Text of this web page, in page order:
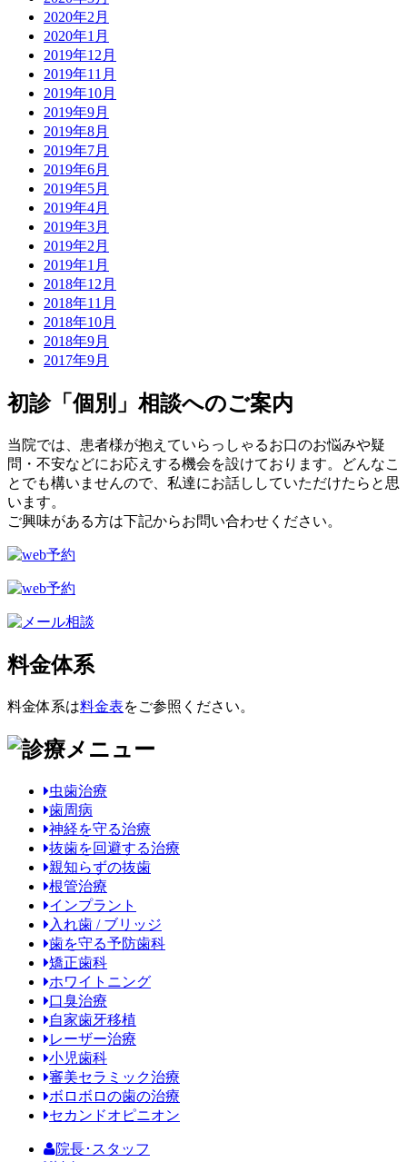
2020年2月
2020年1月
2019年12月
2019年11月
2019年10月
2019年9月
2019年8月
2019年7月
2019年6月
2019年5月
2019年4月
2019年3月
2019年2月
2019年1月
2018年12月
2018年11月
2018年10月
2018年9月
2017年9月
初診「個別」相談へのご案内
当院では、患者様が抱えていらっしゃるお口のお悩みや疑
問・不安などにお応えする機会を設けております。どんなこ
とでも構いませんので、私達にお話ししていただけたらと思
います。
ご興味がある方は下記からお問い合わせください。
料金体系
料金体系は料金表をご参照ください。
虫歯治療
歯周病
神経を守る治療
抜歯を回避する治療
親知らずの抜歯
根管治療
インプラント
入れ歯 / ブリッジ
歯を守る予防歯科
矯正歯科
ホワイトニング
口臭治療
自家歯牙移植
レーザー治療
小児歯科
審美セラミック治療
ボロボロの歯の治療
セカンドオピニオン
院長･スタッフ